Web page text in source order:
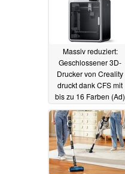
Massiv reduziert:
Geschlossener 3D-
Drucker von Creality
druckt dank CFS mit
bis zu 16 Farben (Ad)
24.05.2026